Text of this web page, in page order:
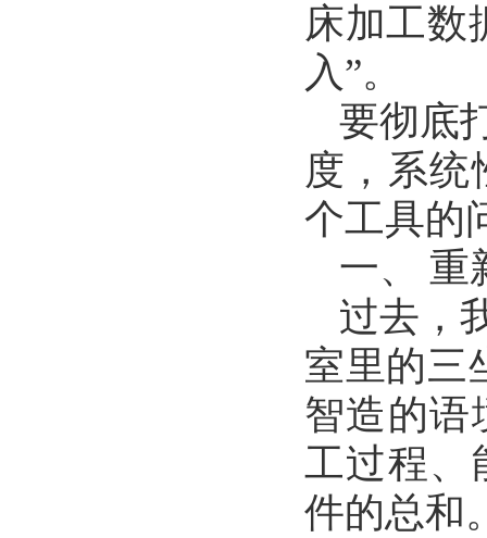
床加工数
入”。
要彻底
度，系统
个工具的
一、 重
过去，
室里的三
智造的语
工过程、
件的总和